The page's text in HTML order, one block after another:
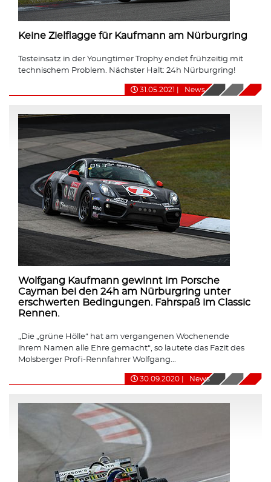
Keine Zielflagge für Kaufmann am Nürburgring
Testeinsatz in der Youngtimer Trophy endet frühzeitig mit
technischem Problem. Nächster Halt: 24h Nürburgring!
31.05.2021 News
Wolfgang Kaufmann gewinnt im Porsche
Cayman bei den 24h am Nürburgring unter
erschwerten Bedingungen. Fahrspaß im Classic
Rennen.
„Die „grüne Hölle“ hat am vergangenen Wochenende
ihrem Namen alle Ehre gemacht“, so lautete das Fazit des
Molsberger Profi-Rennfahrer Wolfgang...
30.09.2020 News